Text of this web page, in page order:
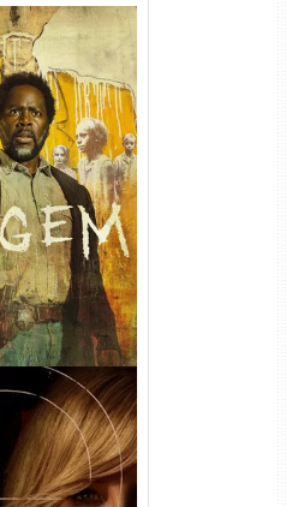
Torrent
DL 1080p/4K
Áudio